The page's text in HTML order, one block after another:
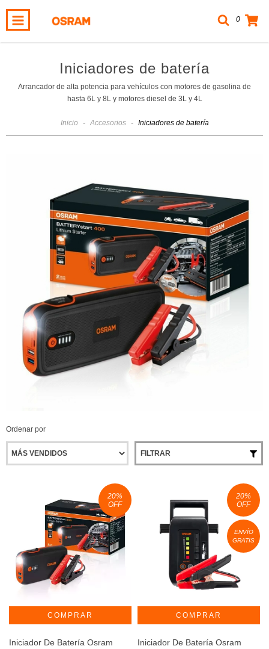
0
Iniciadores de batería
Arrancador de alta potencia para vehículos con motores de gasolina de
hasta 6L y 8L y motores diesel de 3L y 4L
Inicio - Accesorios - Iniciadores de batería
Ordenar por
FILTRAR
20%
OFF
Iniciador De Batería Osram
20%
OFF
ENVÍO
GRATIS
Iniciador De Batería Osram